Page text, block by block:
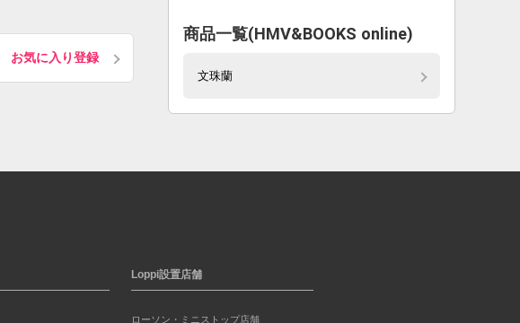
お気に入り登録
商品一覧(HMV&BOOKS online)
文珠蘭
Loppi設置店舗
ローソン・ミニストップ店舗